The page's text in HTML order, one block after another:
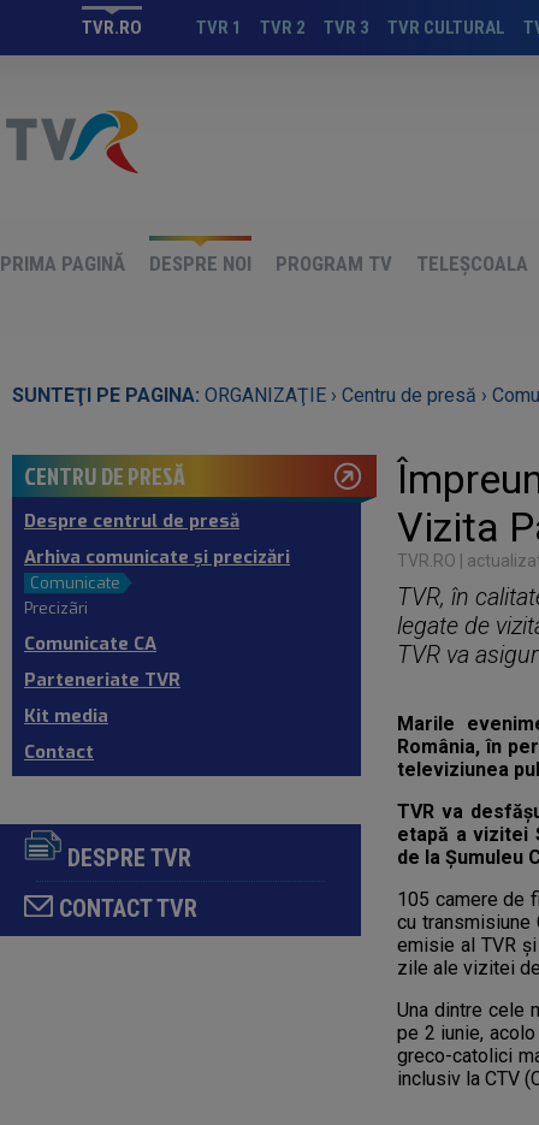
TVR CULTURAL
TVR 3
TVR 2
TVR 1
TVR.RO
PRIMA PAGINĂ DESPRE NOI PROGRAM TV TELEȘCOALA
SUNTEŢI PE PAGINA: ORGANIZAŢIE › Centru de presă ›
CENTRU DE PRESĂ
Despre centrul de presă
Arhiva comunicate şi precizări
Comunicate
Precizãri
Comunicate CA
Parteneriate TVR
Kit media
Contact
DESPRE TVR
CONTACT TVR
Vizita
TVR.RO |
TVR, în
legate de
TVR va
Marile
România, în
televiziunea
TVR va
etapă a vizitei
de la Șumuleu
105 camere de
cu transmisiune
emisie al TVR
zile ale vizitei
Una dintre cele
pe 2 iunie,
greco-catolici
inclusiv la CTV